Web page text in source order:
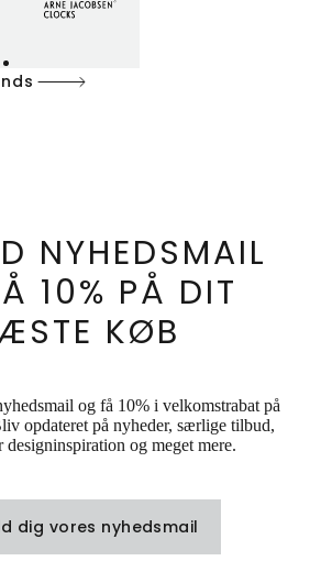
NYHEDSMAIL
10% PÅ DIT
KØB
og få 10% i velkomstrabat på
opdateret på nyheder, særlige tilbud,
og meget mere.
dig vores nyhedsmail